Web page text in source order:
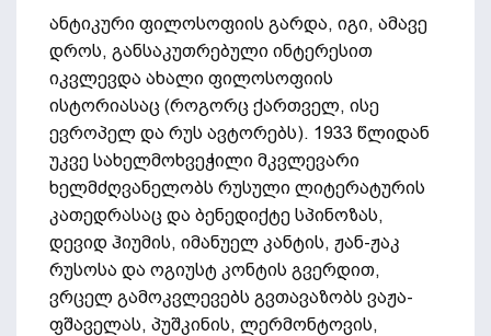
ანტიკური ფილოსოფიის გარდა, იგი, ამავე
დროს, განსაკუთრებული ინტერესით
იკვლევდა ახალი ფილოსოფიის
ისტორიასაც (როგორც ქართველ, ისე
ევროპელ და რუს ავტორებს). 1933 წლიდან
უკვე სახელმოხვეჭილი მკვლევარი
ხელმძღვანელობს რუსული ლიტერატურის
კათედრასაც და ბენედიქტე სპინოზას,
დევიდ ჰიუმის, იმანუელ კანტის, ჟან-ჟაკ
რუსოსა და ოგიუსტ კონტის გვერდით,
ვრცელ გამოკვლევებს გვთავაზობს ვაჟა-
ფშაველას, პუშკინის, ლერმონტოვის,